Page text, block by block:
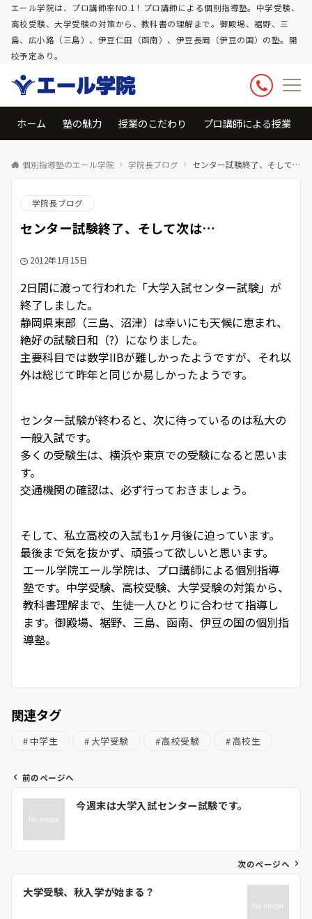
エール学院は、プロ講師率NO.1！プロ講師による個別指導塾。中学受験、
高校受験、大学受験の対策から、教科書の理解まで。御殿場、裾野、三
島、広小路（三島）、伊豆仁田（函南）、伊豆長岡（伊豆の国）の塾。開
校予定あり。
ホーム 塾の魅力 授業のこだわり プロ講師による授業
個別指導塾のエール学院 学院長ブログ センター試験終了、そして次は…
学院長ブログ
センター試験終了、そして次は…
2012年1月15日
2日間に渡って行われた「大学入試センター試験」が
終了しました。
静岡県東部（三島、沼津）は幸いにも天候に恵まれ、
絶好の試験日和（?）になりました。
主要科目では数学IIBが難しかったようですが、それ以
外は総じて昨年と同じか易しかったようです。
センター試験が終わると、次に待っているのは私大の
一般入試です。
多くの受験生は、横浜や東京での受験になると思いま
す。
交通機関の確認は、必ず行っておきましょう。
そして、私立高校の入試も1ヶ月後に迫っています。
最後まで気を抜かず、頑張って欲しいと思います。
エール学院エール学院は、プロ講師による個別指導
塾です。中学受験、高校受験、大学受験の対策から、
教科書理解まで、生徒一人ひとりに合わせて指導し
ます。御殿場、裾野、三島、函南、伊豆の国の個別指
導塾。
関連タグ
中学生 大学受験 高校受験 高校生
ビ
前のページへ
今週末は大学入試センター試験です。
次のページへ
大学受験、秋入学が始まる？